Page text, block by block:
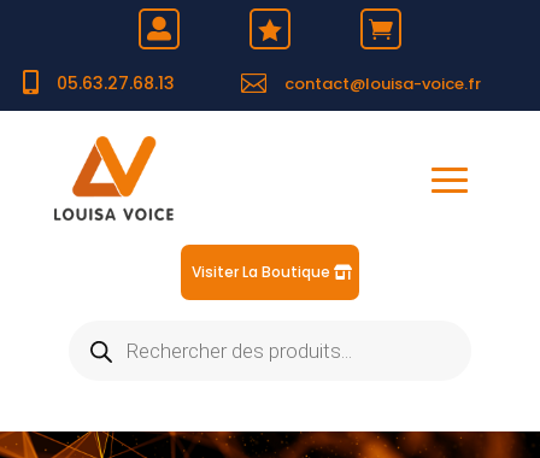
  
 05.63.27.68.13  contact@louisa-voice.fr
Visiter La Boutique
produits